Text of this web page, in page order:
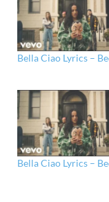
Bella Ciao Lyrics –
Bella Ciao Lyrics –